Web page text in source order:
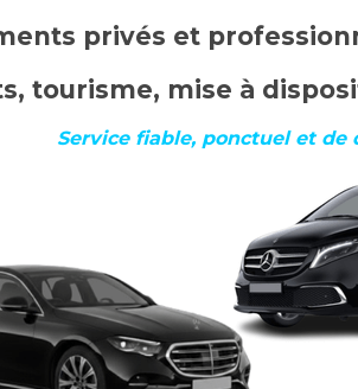
privés et
tourisme, mise à
Service fiable, ponctuel et de